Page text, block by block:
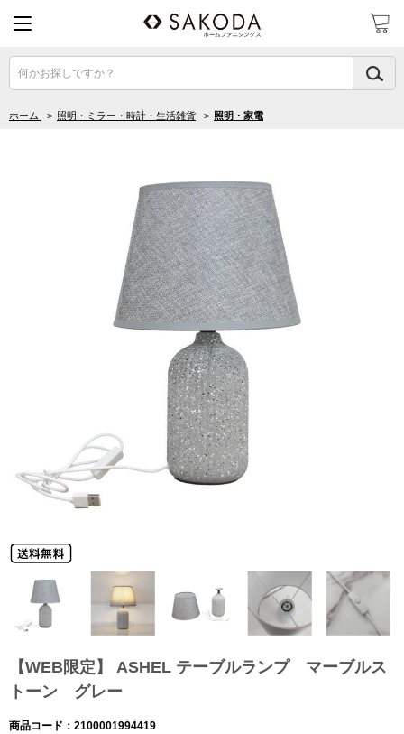
何かお探しですか？
ホーム > 照明・ミラー・時計・生活雑貨 > 照明・家電
【WEB限定】 ASHEL テーブルランプ マーブルス
トーン グレー
商品コード：2100001994419